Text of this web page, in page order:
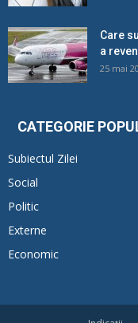
Care
a
25 mai
CATEGORIE
Subiectul Zilei
Social
Politic
Externe
Economic